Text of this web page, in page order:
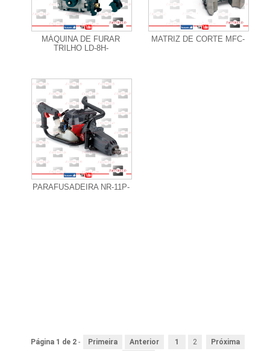
+ Informações
MÁQUINA DE FURAR
TRILHO LD-8H-
+ Informações
MATRIZ DE CORTE MFC-
+ Informações
PARAFUSADEIRA NR-11P-
Página 1 de 2- Primeira Anterior 1 2
Próxima